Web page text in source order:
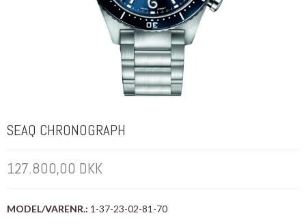
SEAQ CHRONOGRAPH
127.800,00 DKK
MODEL/VARENR.: 1-37-23-02-81-70